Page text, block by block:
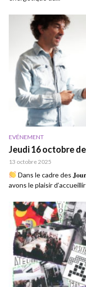
EVÉNEMENT
Jeudi 16 octobre
13 octobre 2025
Dans le cadre des
avons le plaisir d’accueillir